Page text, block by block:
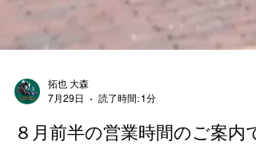
拓也 大森
7月29日
読了時間: 1分